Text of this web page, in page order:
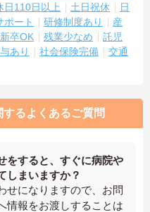
日110日以上 土日祝休
日
ポート 研修制度あり
産
新卒OK 残業少なめ
託児
あり 社会保険完備
交通
るよくあるご質問
をすると、すぐに病院や
しまいますか？
せになりますので、お問
情報をお渡しすることは